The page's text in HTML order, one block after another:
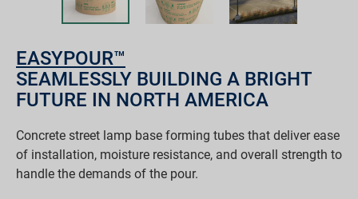
EASYPOUR™
SEAMLESSLY BUILDING A BRIGHT
FUTURE IN NORTH AMERICA
Concrete street lamp base forming tubes that deliver ease
of installation, moisture resistance, and overall strength to
handle the demands of the pour.